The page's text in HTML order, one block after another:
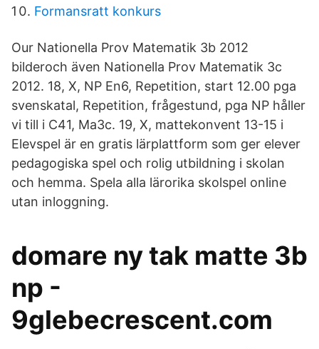
Formansratt konkurs
Our Nationella Prov Matematik 3b 2012
bilderoch även Nationella Prov Matematik 3c
2012. 18, X, NP En6, Repetition, start 12.00 pga
svenskatal, Repetition, frågestund, pga NP håller
vi till i C41, Ma3c. 19, X, mattekonvent 13-15 i
Elevspel är en gratis lärplattform som ger elever
pedagogiska spel och rolig utbildning i skolan
och hemma. Spela alla lärorika skolspel online
utan inloggning.
domare ny tak matte 3b
np -
9glebecrescent.com